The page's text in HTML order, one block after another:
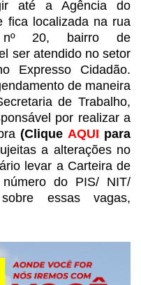
até a Agência do
fica localizada na rua
nº 20, bairro de
ser atendido no setor
Expresso Cidadão.
de maneira
de Trabalho,
por realizar a
(Clique AQUI para
a alterações no
levar a Carteira de
número do PIS/ NIT/
essas vagas,